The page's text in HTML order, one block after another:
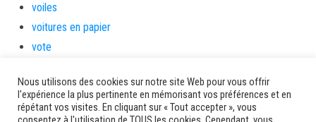
voiles
voitures en papier
vote
Ancien site AMM
Nous utilisons des cookies sur notre site Web pour vous offrir
l'expérience la plus pertinente en mémorisant vos préférences et en
répétant vos visites. En cliquant sur « Tout accepter », vous